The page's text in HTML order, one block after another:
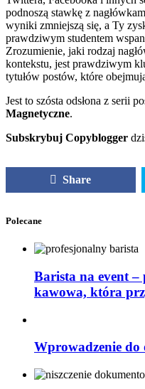
podnoszą stawkę z
wyniki zmniejszą się, a Ty
prawdziwym studentem
Zrozumienie, jaki rodzaj
kontekstu, jest prawdziwym
tytułów postów, które
Jest to szósta odsłona z serii
Magnetyczne.
Subskrybuj Copyblogger
Share
Polecane
Barista na event –
kawowa, która
Wprowadzenie